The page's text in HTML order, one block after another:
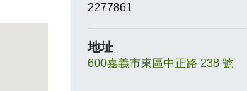
2277861
地址
600嘉義市東區中正路 238 號